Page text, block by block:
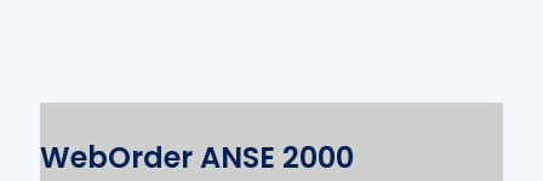
WebOrder ANSE 2000